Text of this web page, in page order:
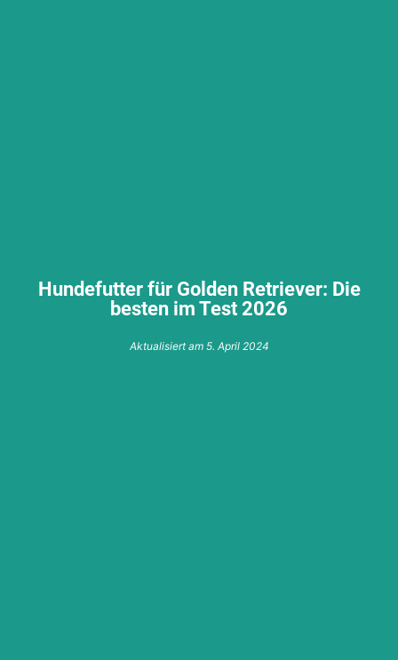
Hundefutter für Golden Retriever: Die
besten im Test 2026
Aktualisiert am 5. April 2024